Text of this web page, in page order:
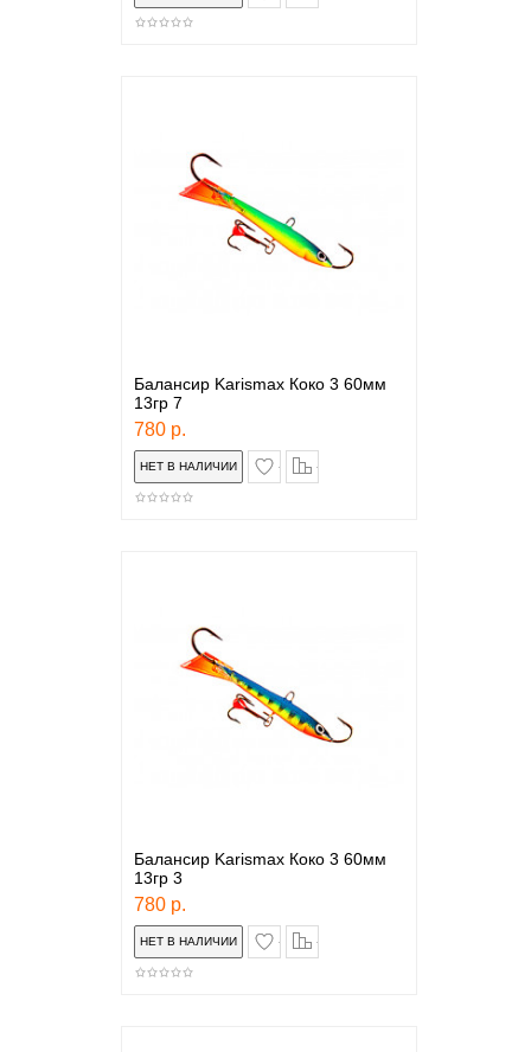
Балансир Karismax Коко 3 60мм
13гр 7
780 р.
в закладки
Балансир Karismax Коко 3 60мм
13гр 3
780 р.
в закладки